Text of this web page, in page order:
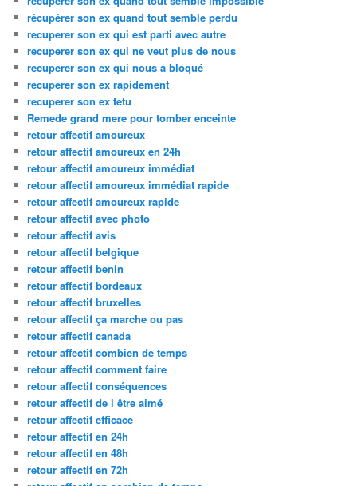
récupérer son ex quand tout semble perdu
recuperer son ex qui est parti avec autre
recuperer son ex qui ne veut plus de nous
recuperer son ex qui nous a bloqué
recuperer son ex rapidement
recuperer son ex tetu
Remede grand mere pour tomber enceinte
retour affectif amoureux
retour affectif amoureux en 24h
retour affectif amoureux immédiat
retour affectif amoureux immédiat rapide
retour affectif amoureux rapide
retour affectif avec photo
retour affectif avis
retour affectif belgique
retour affectif benin
retour affectif bordeaux
retour affectif bruxelles
retour affectif ça marche ou pas
retour affectif canada
retour affectif combien de temps
retour affectif comment faire
retour affectif conséquences
retour affectif de l être aimé
retour affectif efficace
retour affectif en 24h
retour affectif en 48h
retour affectif en 72h